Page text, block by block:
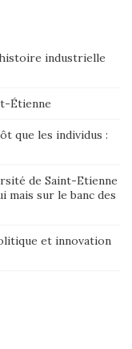
industrielle
Étienne
que les individus :
de Saint-Etienne
mais sur le banc des
et innovation